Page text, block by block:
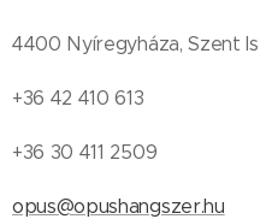
4400 Nyíregyháza, Szent
+36 42 410 613
+36 30 411 2509
opus@opushangszer.hu